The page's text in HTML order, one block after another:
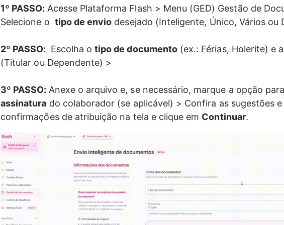
1º PASSO: Acesse Plataforma Flash > Menu (GED) Gestão de
Selecione o tipo de envio desejado (Inteligente, Único, Vários ou
2º PASSO: Escolha o tipo de documento (ex.: Férias, Holerite) e
(Titular ou Dependente) >
3º PASSO: Anexe o arquivo e, se necessário, marque a opção
assinatura do colaborador (se aplicável) > Confira as sugestões
confirmações de atribuição na tela e clique em Continuar.